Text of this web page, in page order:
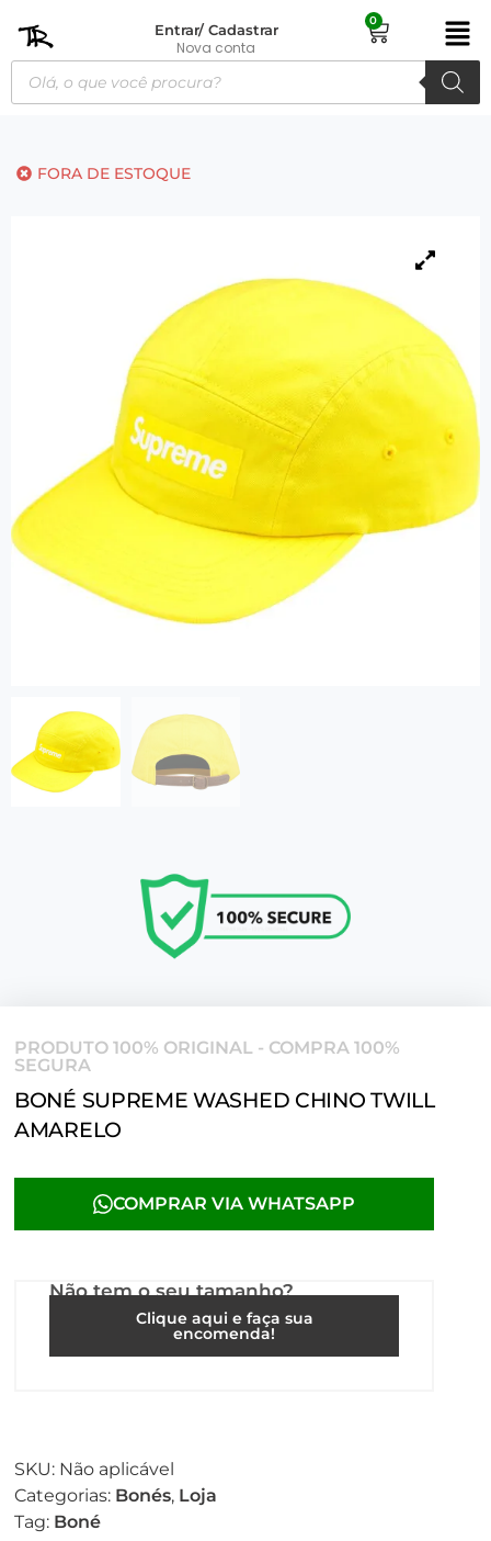
Entrar/ Cadastrar
Nova conta
0
FORA DE ESTOQUE
PRODUTO 100% ORIGINAL - COMPRA 100%
SEGURA
BONÉ SUPREME WASHED CHINO TWILL
AMARELO
COMPRAR VIA WHATSAPP
Não tem o seu tamanho?
Clique aqui e faça sua
encomenda!
SKU: Não aplicável
Categorias: Bonés, Loja
Tag: Boné